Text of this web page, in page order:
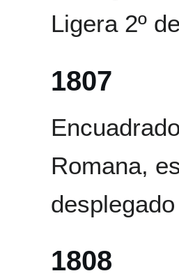
Ligera 2º
1807
Romana,
1808